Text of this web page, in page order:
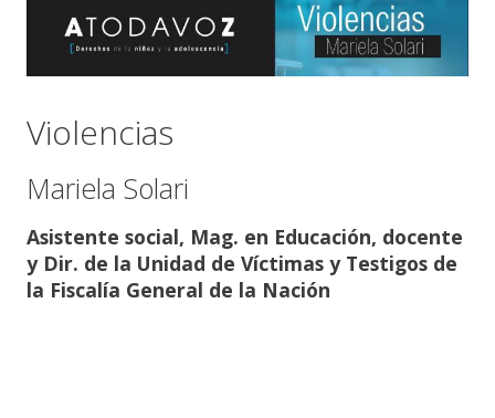
Violencias
Mariela Solari
Asistente social, Mag. en Educación, docente
y Dir. de la Unidad de Víctimas y Testigos de
la Fiscalía General de la Nación